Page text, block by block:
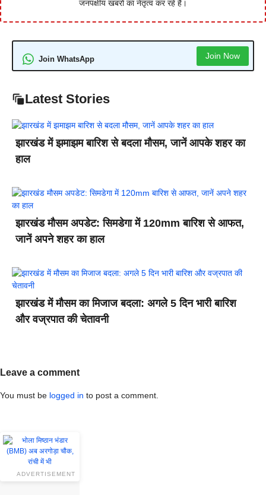
जनपक्षीय खबरों का नेतृत्व कर रहे हैं।
Join WhatsApp Join Now
Latest Stories
झारखंड में झमाझम बारिश से बदला मौसम, जानें आपके शहर का
हाल
झारखंड मौसम अपडेट: सिमडेगा में 120mm बारिश से आफत,
जानें अपने शहर का हाल
झारखंड में मौसम का मिजाज बदला: अगले 5 दिन भारी बारिश
और वज्रपात की चेतावनी
Leave a comment
You must be logged in to post a comment.
ADVERTISEMENT